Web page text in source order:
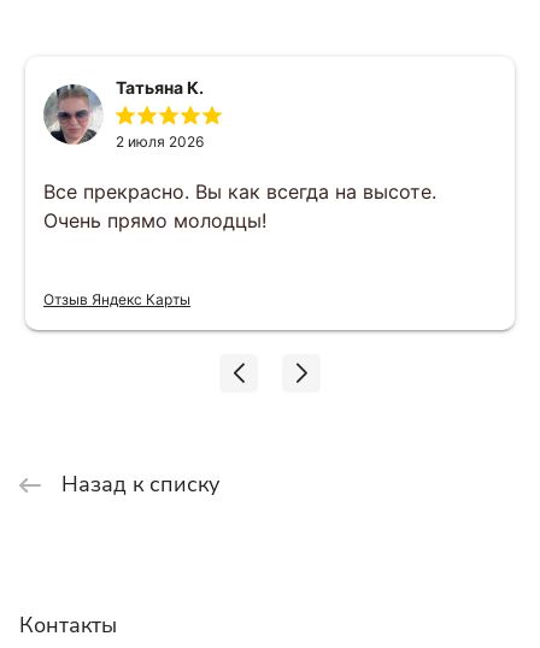
Татьяна К.
2 июля 2026
Все прекрасно. Вы как всегда на высоте.
Очень прямо молодцы!
Отзыв Яндекс Карты
Назад к списку
Контакты